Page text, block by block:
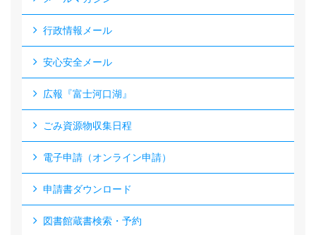
行政情報メール
安心安全メール
広報『富士河口湖』
ごみ資源物収集日程
電子申請（オンライン申請）
申請書ダウンロード
図書館蔵書検索・予約